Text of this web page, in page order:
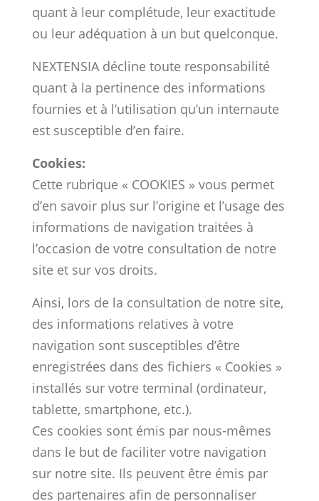
quant à leur complétude, leur exactitude
ou leur adéquation à un but quelconque.
NEXTENSIA décline toute responsabilité
quant à la pertinence des informations
fournies et à l’utilisation qu’un internaute
est susceptible d’en faire.
Cookies:
Cette rubrique « COOKIES » vous permet
d’en savoir plus sur l’origine et l’usage des
informations de navigation traitées à
l’occasion de votre consultation de notre
site et sur vos droits.
Ainsi, lors de la consultation de notre site,
des informations relatives à votre
navigation sont susceptibles d’être
enregistrées dans des fichiers « Cookies »
installés sur votre terminal (ordinateur,
tablette, smartphone, etc.).
Ces cookies sont émis par nous-mêmes
dans le but de faciliter votre navigation
sur notre site. Ils peuvent être émis par
des partenaires afin de personnaliser